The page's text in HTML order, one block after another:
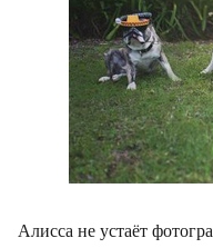
Алисса не устаёт